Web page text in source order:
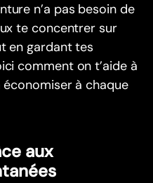
n’a pas besoin de
te concentrer sur
en gardant tes
comment on t’aide à
à chaque
aux